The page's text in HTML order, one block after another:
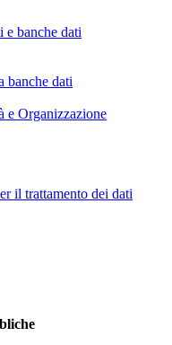
e banche dati
banche dati
e Organizzazione
il trattamento dei dati